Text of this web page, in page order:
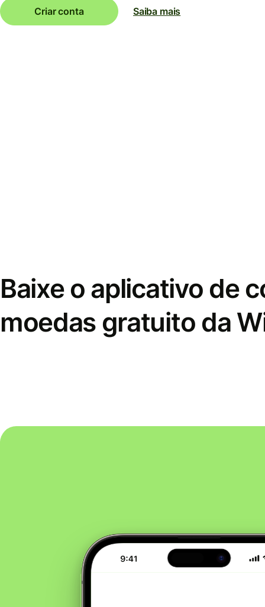
Criar conta Saiba mais
Baixe o aplicativo de
moedas gratuito da